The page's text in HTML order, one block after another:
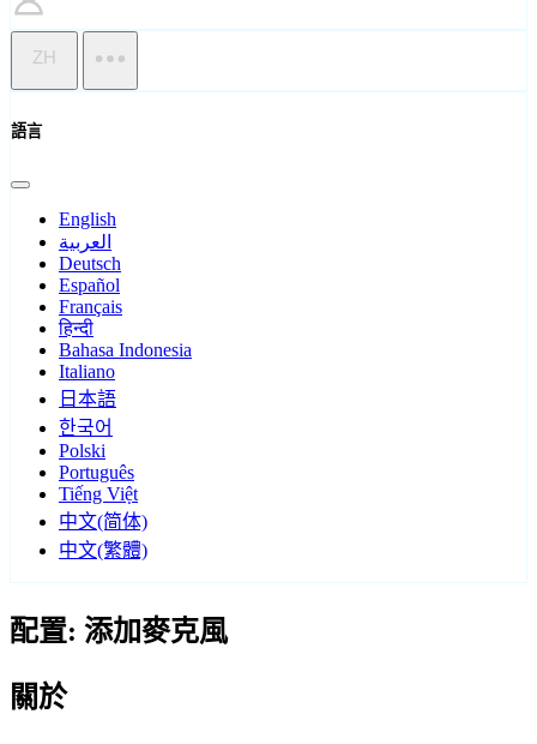
ZH
語言
English
العربية
Deutsch
Español
Français
हिन्दी
Bahasa Indonesia
Italiano
日本語
한국어
Polski
Português
Tiếng Việt
中文(简体)
中文(繁體)
配置: 添加麥克風
關於